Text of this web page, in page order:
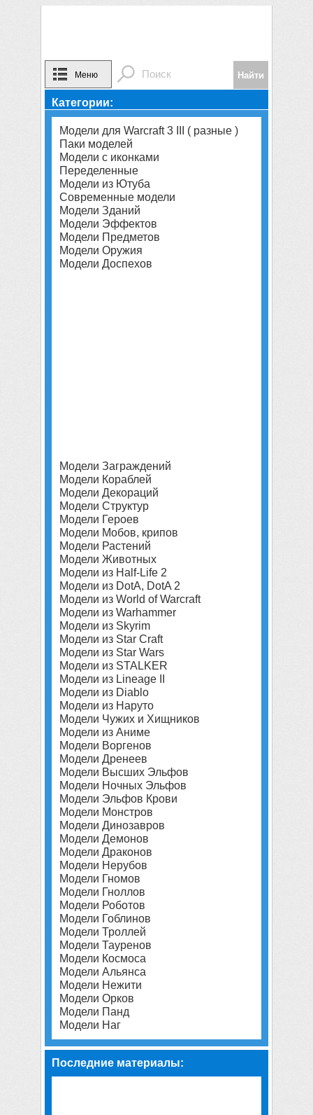
Меню
Категории:
Модели для Warcraft 3 III ( разные )
Паки моделей
Модели с иконками
Переделенные
Модели из Ютуба
Современные модели
Модели Зданий
Модели Эффектов
Модели Предметов
Модели Оружия
Модели Доспехов
Модели Заграждений
Модели Кораблей
Модели Декораций
Модели Структур
Модели Героев
Модели Мобов, крипов
Модели Растений
Модели Животных
Модели из Half-Life 2
Модели из DotA, DotA 2
Модели из World of Warcraft
Модели из Warhammer
Модели из Skyrim
Модели из Star Craft
Модели из Star Wars
Модели из STALKER
Модели из Lineage II
Модели из Diablo
Модели из Наруто
Модели Чужих и Хищников
Модели из Аниме
Модели Воргенов
Модели Дренеев
Модели Высших Эльфов
Модели Ночных Эльфов
Модели Эльфов Крови
Модели Монстров
Модели Динозавров
Модели Демонов
Модели Драконов
Модели Нерубов
Модели Гномов
Модели Гноллов
Модели Роботов
Модели Гоблинов
Модели Троллей
Модели Тауренов
Модели Космоса
Модели Альянса
Модели Нежити
Модели Орков
Модели Панд
Модели Наг
Последние материалы: